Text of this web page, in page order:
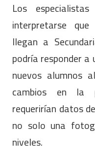
Los
interpretarse
llegan a
podría responder a
nuevos alumnos
cambios en la
requerirían datos
no solo una
niveles.